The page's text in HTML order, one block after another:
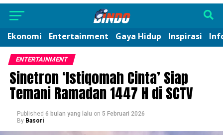
Ekonomi Entertainment Gaya Hidup Inspirasi
ENTERTAINMENT
Sinetron ‘Istiqomah Cinta’ Siap
Temani Ramadan 1447 H di SCTV
Published 6 bulan yang lalu on 5 Februari 2026
By Basori